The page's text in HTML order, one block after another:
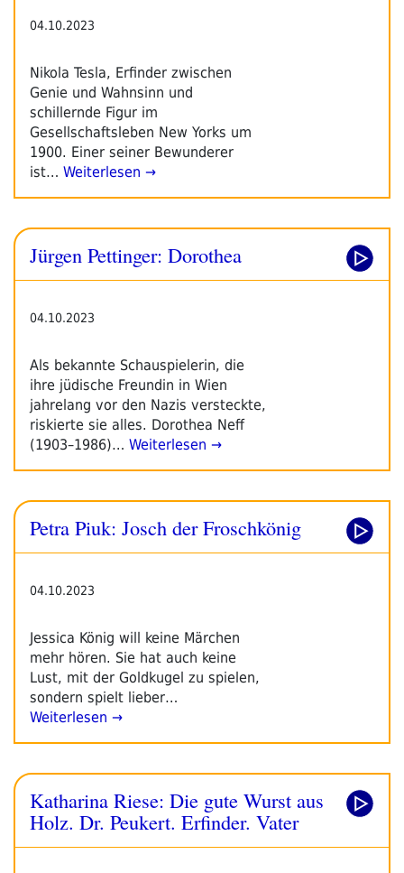
04.10.2023
Nikola Tesla, Erfinder zwischen
Genie und Wahnsinn und
schillernde Figur im
Gesellschaftsleben New Yorks um
1900. Einer seiner Bewunderer
ist… Weiterlesen →
Jürgen Pettinger: Dorothea
04.10.2023
Als bekannte Schauspielerin, die
ihre jüdische Freundin in Wien
jahrelang vor den Nazis versteckte,
riskierte sie alles. Dorothea Neff
(1903–1986)… Weiterlesen →
Petra Piuk: Josch der Froschkönig
04.10.2023
Jessica König will keine Märchen
mehr hören. Sie hat auch keine
Lust, mit der Goldkugel zu spielen,
sondern spielt lieber…
Weiterlesen →
Katharina Riese: Die gute Wurst aus
Holz. Dr. Peukert. Erfinder. Vater